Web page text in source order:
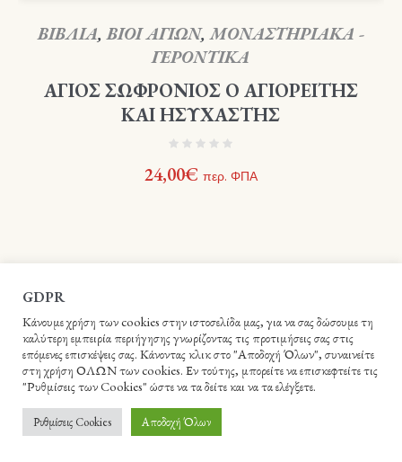
ΒΙΒΛΙΑ,ΒΙΟΙ ΑΓΙΩΝ,ΜΟΝΑΣΤΗΡΙΑΚΑ -
ΓΕΡΟΝΤΙΚΑ
ΑΓΙΟΣ ΣΩΦΡΟΝΙΟΣ Ο ΑΓΙΟΡΕΙΤΗΣ
ΚΑΙ ΗΣΥΧΑΣΤΗΣ
24,00€ περ. ΦΠΑ
Βιβλιοπωλείο Ιεράς Αρχιεπισκοπής Κρήτης - Webme.gr © 2021 /
All Rights Reserved
GDPR
Κάνουμε χρήση των cookies στην ιστοσελίδα μας, για να σας δώσουμε τη
καλύτερη εμπειρία περιήγησης γνωρίζοντας τις προτιμήσεις σας στις
επόμενες επισκέψεις σας. Κάνοντας κλικ στο "Αποδοχή Όλων", συναινείτε
στη χρήση ΟΛΩΝ των cookies. Εν τούτης, μπορείτε να επισκεφτείτε τις
"Ρυθμίσεις των Cookies" ώστε να τα δείτε και να τα ελέγξετε.
Ρυθμίσεις Cookies Αποδοχή Όλων